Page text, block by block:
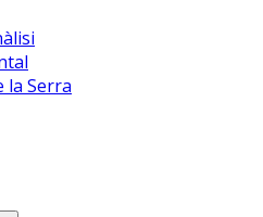
la Serra